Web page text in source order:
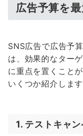
広告予算を
SNS広告で広告予
は、効果的なター
に重点を置くこと
いくつか紹介します
1. テストキャ